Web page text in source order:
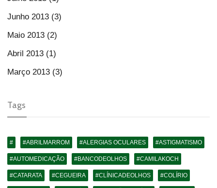
Junho 2013 (3)
Maio 2013 (2)
Abril 2013 (1)
Março 2013 (3)
Tags
# #ABRILMARROM #ALERGIAS OCULARES #ASTIGMATISMO
#AUTOMEDICAÇÃO #BANCODEOLHOS #CAMILAKOCH
#CATARATA #CEGUEIRA #CLÍNICADEOLHOS #COLÍRIO